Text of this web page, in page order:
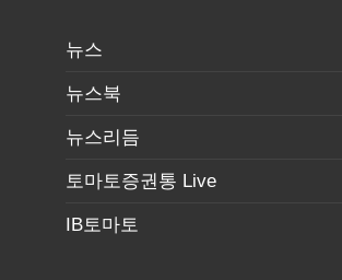
뉴스
뉴스북
뉴스리듬
토마토증권통 Live
IB토마토